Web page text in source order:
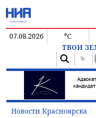
07.08.2026 °C
ТВОИ
Новости Красноярска